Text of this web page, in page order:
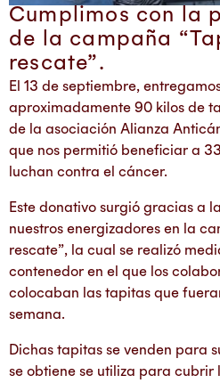
Cumplimos con la
de la campaña
rescate”.
El 13 de septiembre,
aproximadamente 90 kilos de
de la asociación Alianza
que nos permitió beneficiar a
luchan contra el cáncer.
Este donativo surgió gracias a
nuestros energizadores en la
rescate”, la cual se realizó
contenedor en el que los
colocaban las tapitas que
semana.
Dichas tapitas se venden para
se obtiene se utiliza para cubrir